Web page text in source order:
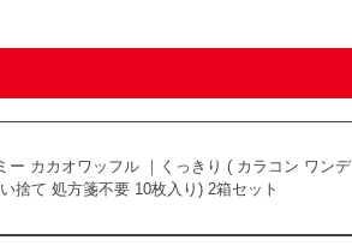
ー カカオワッフル ｜くっきり ( カラコン ワンデ
捨て 処方箋不要 10枚入り) 2箱セット